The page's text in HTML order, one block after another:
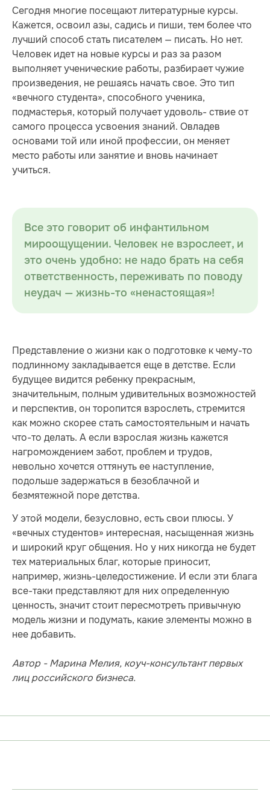
Сегодня многие посещают литературные курсы.
Кажется, освоил азы, садись и пиши, тем более что
лучший способ стать писателем — писать. Но нет.
Человек идет на новые курсы и раз за разом
выполняет ученические работы, разбирает чужие
произведения, не решаясь начать свое. Это тип
«вечного студента», способного ученика,
подмастерья, который получает удоволь- ствие от
самого процесса усвоения знаний. Овладев
основами той или иной профессии, он меняет
место работы или занятие и вновь начинает
учиться.
Все это говорит об инфантильном
мироощущении. Человек не взрослеет, и
это очень удобно: не надо брать на себя
ответственность, переживать по поводу
неудач — жизнь-то «ненастоящая»!
Представление о жизни как о подготовке к чему-то
подлинному закладывается еще в детстве. Если
будущее видится ребенку прекрасным,
значительным, полным удивительных возможностей
и перспектив, он торопится взрослеть, стремится
как можно скорее стать самостоятельным и начать
что-то делать. А если взрослая жизнь кажется
нагромождением забот, проблем и трудов,
невольно хочется оттянуть ее наступление,
подольше задержаться в безоблачной и
безмятежной поре детства.
У этой модели, безусловно, есть свои плюсы. У
«вечных студентов» интересная, насыщенная жизнь
и широкий круг общения. Но у них никогда не будет
тех материальных благ, которые приносит,
например, жизнь-целедостижение. И если эти блага
все-таки представляют для них определенную
ценность, значит стоит пересмотреть привычную
модель жизни и подумать, какие элементы можно в
нее добавить.
Автор - Марина Мелия, коуч-консультант первых
лиц российского бизнеса.